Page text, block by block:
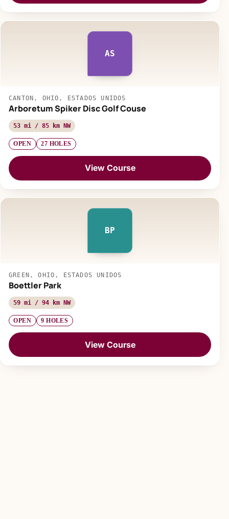
AS
CANTON, OHIO, ESTADOS UNIDOS
Arboretum Spiker Disc Golf Couse
53 mi / 85 km NW
OPEN 27 HOLES
View Course
BP
GREEN, OHIO, ESTADOS UNIDOS
Boettler Park
59 mi / 94 km NW
OPEN 9 HOLES
View Course